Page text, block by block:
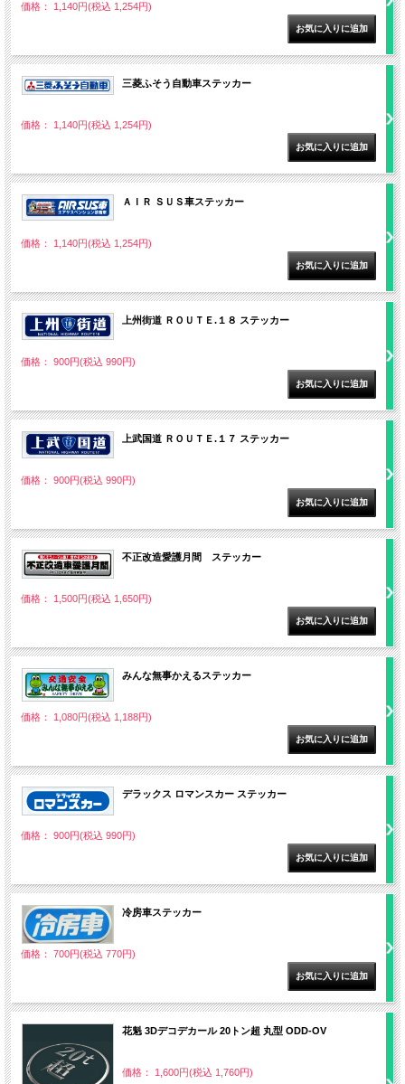
価格： 1,140円(税込 1,254円)
三菱ふそう自動車ステッカー
価格： 1,140円(税込 1,254円)
ＡＩＲ ＳＵＳ車ステッカー
価格： 1,140円(税込 1,254円)
上州街道 ＲＯＵＴＥ.１８ ステッカー
価格： 900円(税込 990円)
上武国道 ＲＯＵＴＥ.１７ ステッカー
価格： 900円(税込 990円)
不正改造愛護月間 ステッカー
価格： 1,500円(税込 1,650円)
みんな無事かえるステッカー
価格： 1,080円(税込 1,188円)
デラックス ロマンスカー ステッカー
価格： 900円(税込 990円)
冷房車ステッカー
価格： 700円(税込 770円)
花魁 3Dデコデカール 20トン超 丸型 ODD-OV
価格： 1,600円(税込 1,760円)